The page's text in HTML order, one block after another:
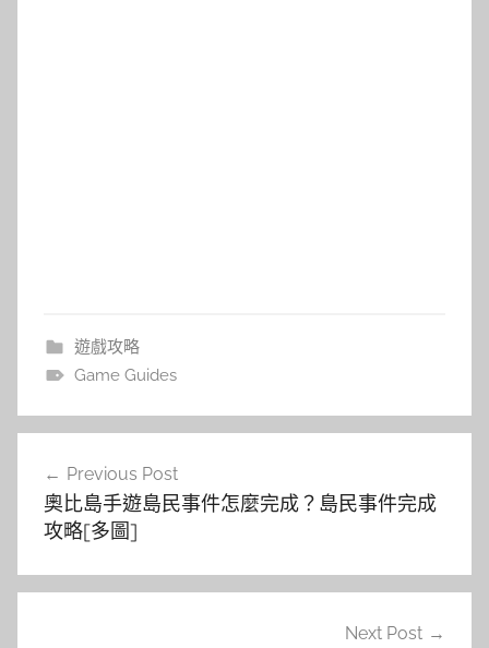
遊戲攻略
Game Guides
導
覽
Previous Post
奧比島手遊島民事件怎麼完成？島民事件完成
攻略[多圖]
Next Post